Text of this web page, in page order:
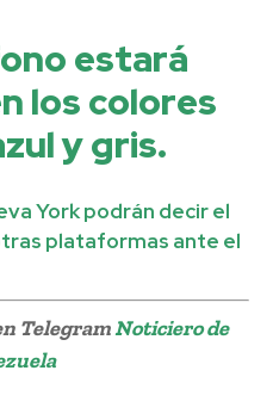
estará
los colores
y gris.
York podrán decir el
plataformas ante el
TelegramNoticiero de